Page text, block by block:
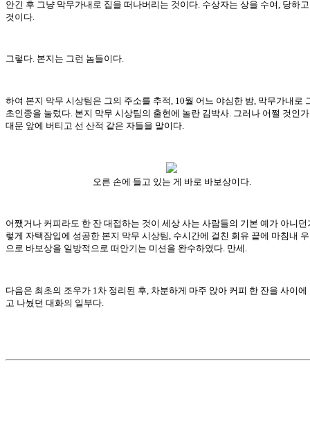
안긴 후 그냥 막무가내로 집을 떠나버리는 것이다. 수상자는 상을 수여, 당하
것이다.
그렇다. 본지는 그런 놈들이다.
하여 본지 막무 시상팀은 그의 주소를 추적, 10월 어느 야심한 밤, 막무가내로
초인종을 눌렀다. 본지 막무 시상팀의 출현에 놀란 김박사. 그러나 어쩔 것인
대문 앞에 버티고 선 산적 같은 자들을 말이다.
오른 손에 들고 있는 게 바로 바보상이다.
어쨌거나 커피라도 한 잔 대접하는 것이 세상 사는 사람들의 기본 예가 아니던
렇게 자택잠입에 성공한 본지 막무 시상팀, 수시간에 걸친 회유 끝에 마침내
으로 바보상을 일방적으로 떠안기는 미션을 완수하였다. 만세.
다음은 최초의 조우가 1차 정리된 후, 차분하게 마주 앉아 커피 한 잔을 사이에
고 나눴던 대화의 일부다.